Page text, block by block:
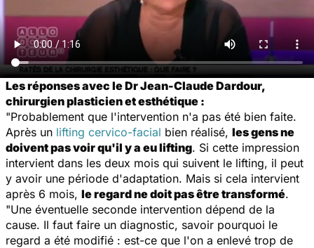
Les réponses avec le Dr Jean-Claude Dardour,
chirurgien plasticien et esthétique :
"Probablement que l'intervention n'a pas été bien faite.
Après un lifting cervico-facial bien réalisé, les gens ne
doivent pas voir qu'il y a eu lifting. Si cette impression
intervient dans les deux mois qui suivent le lifting, il peut
y avoir une période d'adaptation. Mais si cela intervient
après 6 mois, le regard ne doit pas être transformé.
"Une éventuelle seconde intervention dépend de la
cause. Il faut faire un diagnostic, savoir pourquoi le
regard a été modifié : est-ce que l'on a enlevé trop de